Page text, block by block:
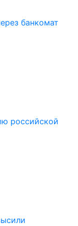
банкомат
российской